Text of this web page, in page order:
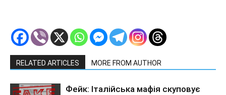
RELATED ARTICLES MORE FROM AUTHOR
Фейк: Італійська мафія скуповує